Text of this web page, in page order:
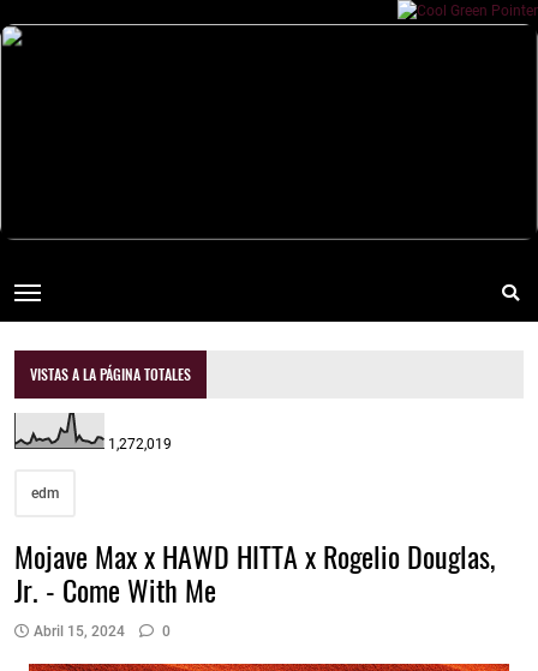
VISTAS A LA PÁGINA TOTALES
1,272,019
edm
Mojave Max x HAWD HITTA x Rogelio Douglas,
Jr. - Come With Me
Abril 15, 2024 0